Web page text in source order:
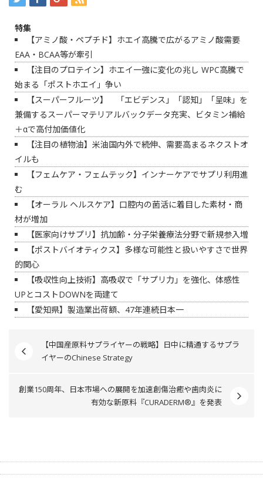
特集
【アミノ酸・ペプチド】ホエイ高騰で広がるアミノ酸需要
EAA・BCAA等が牽引
【注目のプロテイン】ホエイ一強に変化の兆し WPC高騰で
始まる「ポストホエイ」争い
【スーパーフルーツ】 「エビデンス」「認知」「呈味」を
兼備するスーパーマテリアルバックデータ充実、ビタミン補給
＋αで高付加価値化
【注目の植物油】米油国内外で続伸、需要高まるネクストオ
イルも
【フェムケア・フェムテック】インナーケアでサプリ利用進
む
【オーラル ヘルスケア】口腔内の菌活に着目した素材・商
材が増加
【医家向けサプリ】抗加齢・分子栄養療法分野で新規参入増
【ポストバイオティクス】多様な可能性と扱いやすさで世界
的関心
【吸収性向上技術】高吸収で「サプリ力」を強化、体感性
UPとコストDOWNを両建て
【愛知県】製造業出荷額、47年連続日本一
【中国産原料サプライヤーの戦略】日中に精通するサプラ
イヤーのChinese Strategy
創業150周年、日本市場への展開を加速創傷治癒や歯肉炎に
有効な新原料『CURADERM®』を発表